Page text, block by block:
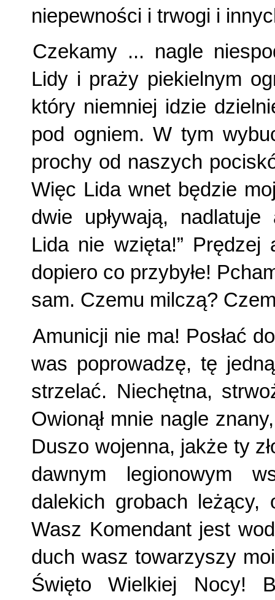
niepewności i trwogi i
Czekamy ... nagle
Lidy i praży piekielnym
który niemniej idzie
pod ogniem. W tym
prochy od naszych
Więc Lida wnet będzie
dwie upływają,
Lida nie wzięta!” Prędzej
dopiero co przybyłe!
sam. Czemu milczą?
Amunicji nie ma! Posłać
was poprowadzę, tę
strzelać. Niechętna,
Owionął mnie nagle
Duszo wojenna, jakże ty
dawnym legionowym
dalekich grobach leżący,
Wasz Komendant jest
duch wasz towarzyszy
Święto Wielkiej Nocy!